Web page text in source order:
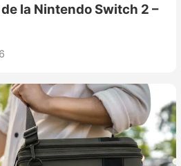
la Nintendo Switch 2 –